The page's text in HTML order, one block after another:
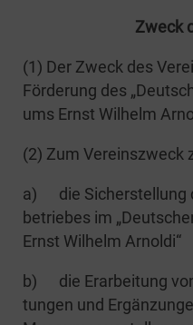
Zweck
(1) Der Zweck des
För­de­rung des
ums Ernst Wil­helm
(2) Zum Ver­eins­zweck
a) die Sicher­stel­lung
be­trie­bes im
Ernst Wil­helm Arnoldi“
b) die Erar­bei­tung
tun­gen und